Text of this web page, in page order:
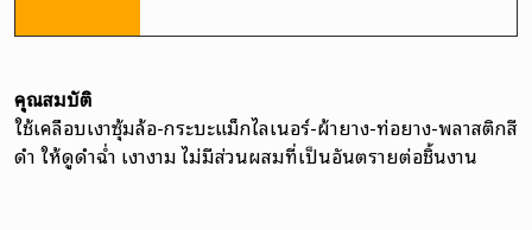
คุณสมบัติ
ใช้เคลือบเงาซุ้มล้อ-กระบะแม็กไลเนอร์-ผ้ายาง-ท่อยาง-พลาสติกสี
ดำ ให้ดูดำฉ่ำ เงางาม ไม่มีส่วนผสมที่เป็นอันตรายต่อชิ้นงาน